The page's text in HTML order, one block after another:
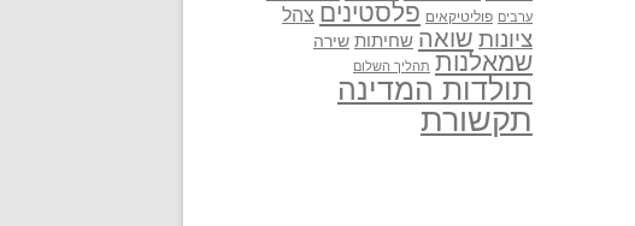
ערבים פוליטיקאים פלסטינים צהל
ציונות שואה שחיתות שירה
שמאלנות תהליך השלום
תולדות המדינה
תקשורת